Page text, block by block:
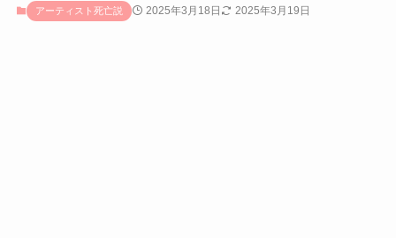
アーティスト死亡説 2025年3月18日 2025年3月19日